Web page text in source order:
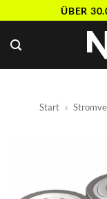
springen
ÜBER
Start »